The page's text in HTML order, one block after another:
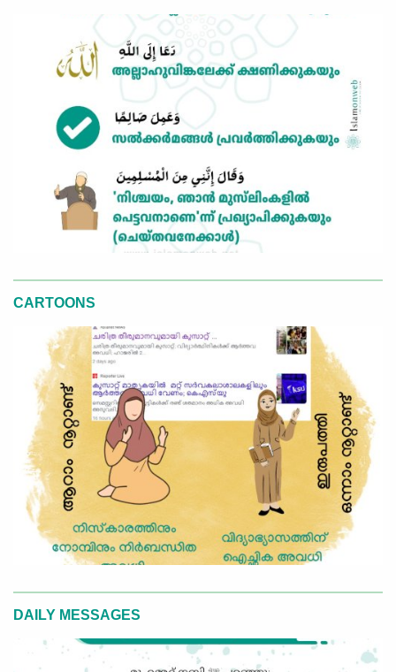
CARTOONS
DAILY MESSAGES